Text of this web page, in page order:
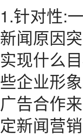
1.针对性:
新闻原因
实现什么
些企业形
广告合作
定新闻营销